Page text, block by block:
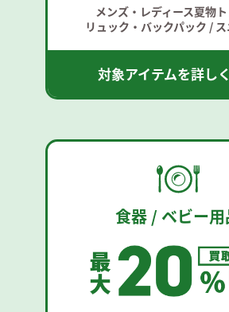
メンズ・レディース夏物
リュック・バックパック /
対象アイテムを詳し
食器 / ベビー用